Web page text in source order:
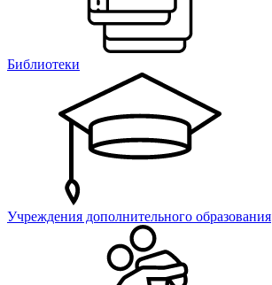
Библиотеки
Учреждения дополнительного образования